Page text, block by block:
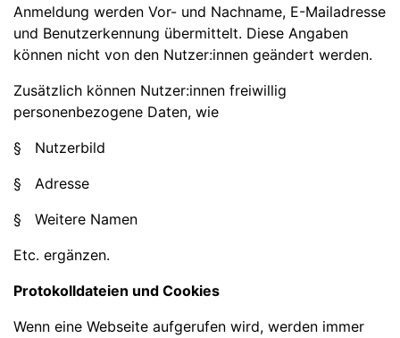
Anmeldung werden Vor- und Nachname, E-Mailadresse
und Benutzerkennung übermittelt. Diese Angaben
können nicht von den Nutzer:innen geändert werden.
Zusätzlich können Nutzer:innen freiwillig
personenbezogene Daten, wie
§ Nutzerbild
§ Adresse
§ Weitere Namen
Etc. ergänzen.
Protokolldateien und Cookies
Wenn eine Webseite aufgerufen wird, werden immer